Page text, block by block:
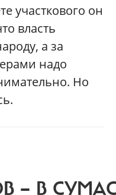
участкового он
власть
а за
надо
Но
— В